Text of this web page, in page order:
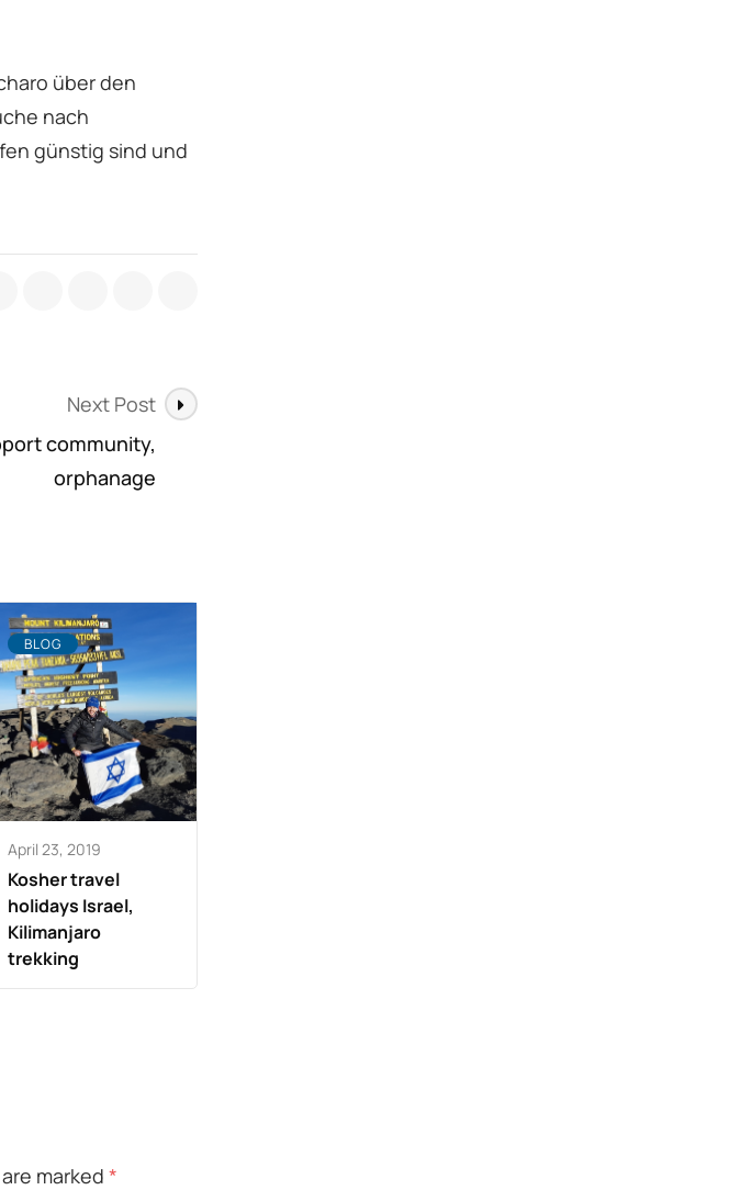
über den
nach
günstig sind und
Next Post
community,
orphanage
BLOG
April 23, 2019
Kosher travel
holidays Israel,
Kilimanjaro
trekking
marked*